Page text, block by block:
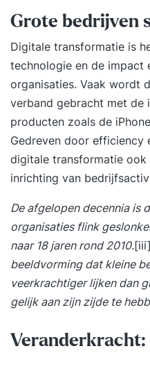
Grote bedrijven
Digitale transformatie is
technologie en de impact
organisaties. Vaak wordt
verband gebracht met de
producten zoals de
Gedreven door
digitale transformatie
inrichting van
De afgelopen decennia is
organisaties flink
naar 18 jaren rond 2010.[iii]
beeldvorming dat kleine
veerkrachtiger lijken dan
gelijk aan zijn zijde te